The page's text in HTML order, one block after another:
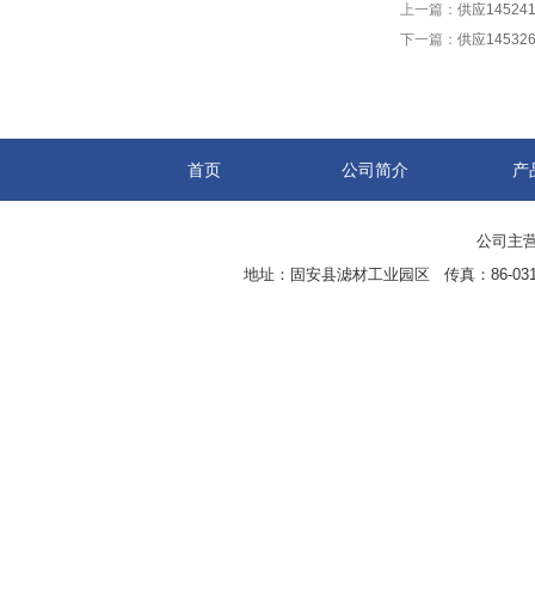
上一篇： 供应
下一篇： 供应
首页 公司简介 产
公司主
地址：固安县滤材工业园区 传真：86-